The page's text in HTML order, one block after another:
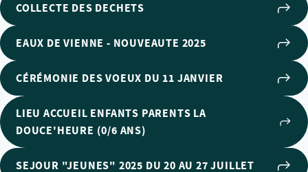
COLLECTE DES DECHETS
EAUX DE VIENNE - NOUVEAUTE 2025
CÉRÉMONIE DES VOEUX DU 11 JANVIER
LIEU ACCUEIL ENFANTS PARENTS LA
DOUCE'HEURE (0/6 ANS)
SEJOUR "JEUNES" 2025 DU 20 AU 27 JUILLET